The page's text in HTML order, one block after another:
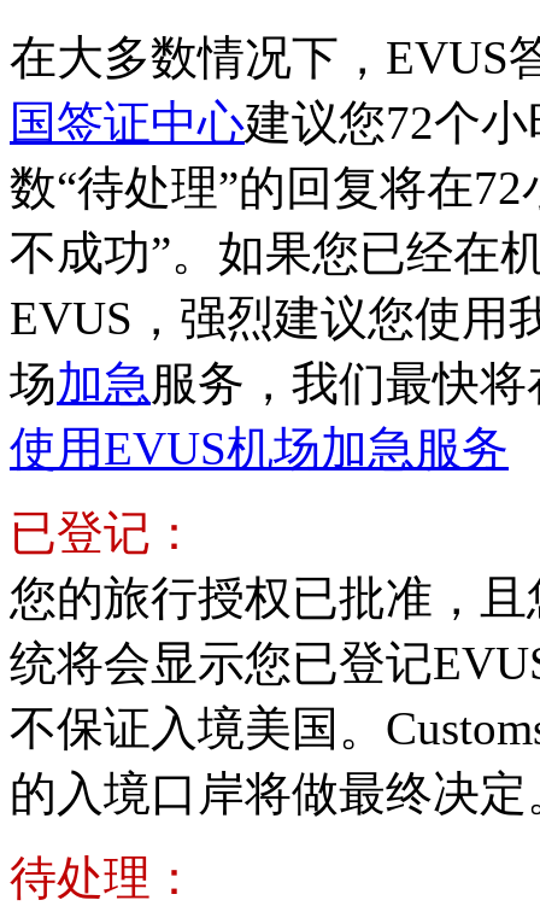
在大多数情况下，EVUS
国签证中心建议您72个
数“待处理”的回复将在
不成功”。如果您已经在
EVUS，强烈建议您使用
场加急服务，我们最快
使用EVUS机场加急服务
已登记：
您的旅行授权已批准，
统将会显示您已登记
不保证入境美国。
的入境口岸将做最终决定
待处理：